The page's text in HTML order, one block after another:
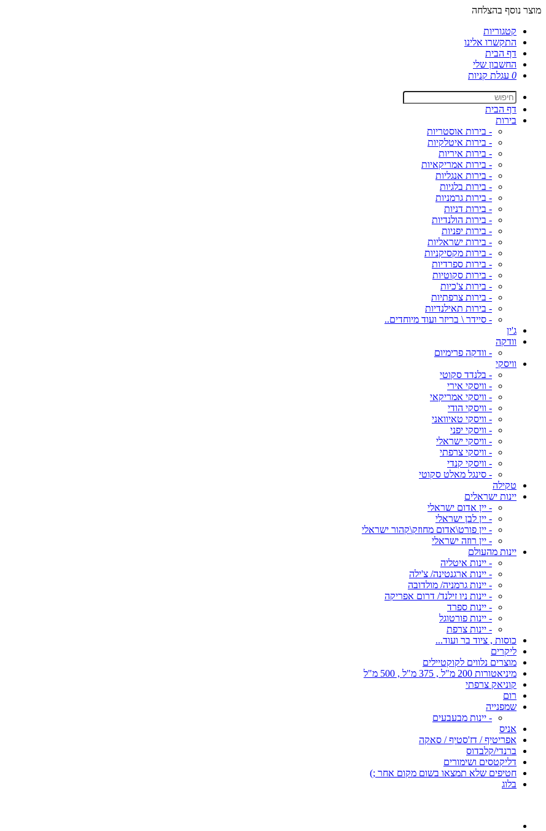
מוצר נוסף בהצלחה
קטגוריות
התקשרו אלינו
דף הבית
החשבון שלי
0 עגלת קניות
דף הבית
בירות
- בירות אוסטריות
- בירות איטלקיות
- בירות איריות
- בירות אמריקאיות
- בירות אנגליות
- בירות בלגיות
- בירות גרמניות
- בירות דניות
- בירות הולנדיות
- בירות יפניות
- בירות ישראליות
- בירות מקסיקניות
- בירות ספרדיות
- בירות סקוטיות
- בירות צ'כיות
- בירות צרפתיות
- בירות תאילנדיות
- סיידר \ בריזר ועוד מיוחדים..
ג'ין
וודקה
- וודקה פרימיום
וויסקי
- בלנדד סקוטי
- וויסקי אירי
- וויסקי אמריקאי
- וויסקי הודי
- וויסקי טאיוואני
- וויסקי יפני
- וויסקי ישראלי
- וויסקי צרפתי
- וויסקי קנדי
- סינגל מאלט סקוטי
טקילה
יינות ישראלים
- יין אדום ישראלי
- יין לבן ישראלי
- יין פורט\אדום מחוזק\קהור ישראלי
- יין רוזה ישראלי
יינות מהעולם
- יינות איטליה
- יינות ארגנטינה/ צ'ילה
- יינות גרמניה/ מולדובה
- יינות ניו זילנד/ דרום אפריקה
- יינות ספרד
- יינות פורטוגל
- יינות צרפת
כוסות , ציוד בר ועוד...
ליקרים
מוצרים נלווים לקוקטיילים
מיניאטורות 200 מ"ל , 375 מ"ל , 500 מ"ל
קוניאק צרפתי
רום
שמפנייה
- יינות מבעבעים
אניס
אפריטיף / דז'סטיף / סאקה
ברנדי/קלבדוס
דליקטסים ושימורים
חטיפים שלא תמצאו בשום מקום אחר ;)
בלוג